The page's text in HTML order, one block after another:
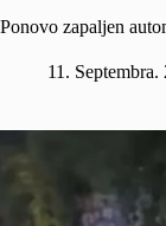
Ponovo zapaljen
11. Septembra.